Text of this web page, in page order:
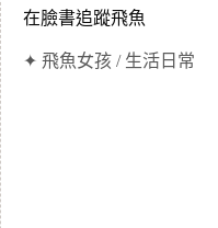
在臉書追蹤飛魚
✦ 飛魚女孩 / 生活日常